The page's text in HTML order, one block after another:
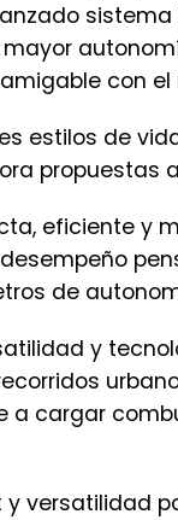
con
estilos de
eficiente y
de
y
cargar
versatilidad